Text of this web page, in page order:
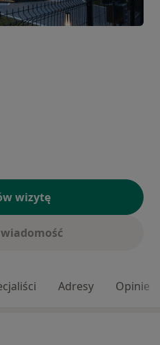
wizytę
Adresy Opinie